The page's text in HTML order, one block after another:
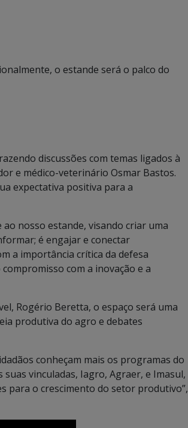
o estande será o palco do
discussões com temas ligados à
e médico-veterinário Osmar Bastos.
expectativa positiva para a
nosso estande, visando criar uma
é engajar e conectar
a importância crítica da defesa
com a inovação e a
Rogério Beretta, o espaço será uma
produtiva do agro e debates
conheçam mais os programas do
vinculadas, Iagro, Agraer, e Imasul,
para o crescimento do setor produtivo”,